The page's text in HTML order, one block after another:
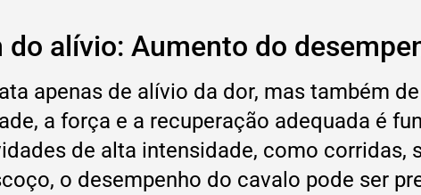
alívio: Aumento do
apenas de alívio da dor, mas também
a força e a recuperação adequada é
de alta intensidade, como corridas,
o desempenho do cavalo pode ser